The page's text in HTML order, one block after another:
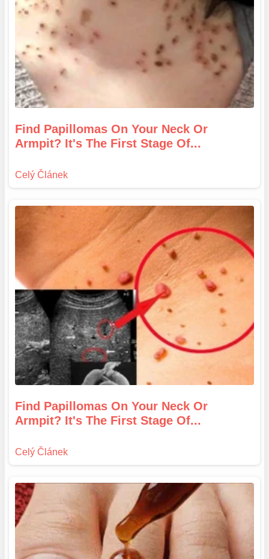
Find Papillomas On Your Neck Or
Armpit? It's The First Stage Of...
Find Papillomas On Your Neck Or
Armpit? It's The First Stage Of...